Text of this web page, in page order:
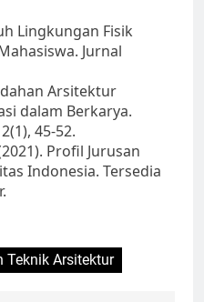
Lingkungan Fisik
Jurnal
Arsitektur
dalam Berkarya.
45-52.
Profil Jurusan
Indonesia. Tersedia
Teknik Arsitektur